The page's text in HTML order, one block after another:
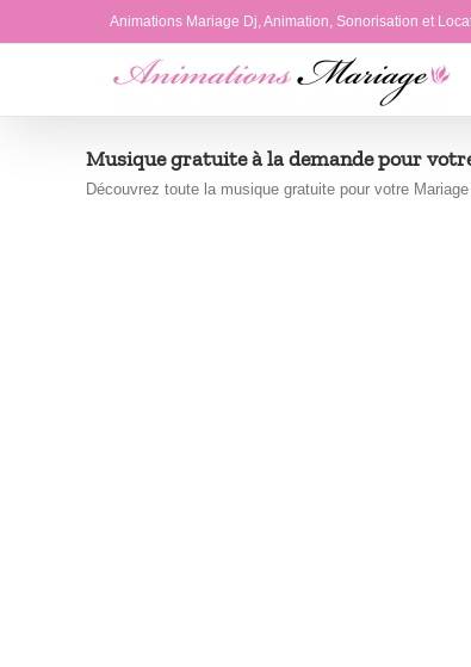
Animations Mariage Dj, Animation, Sonorisation et
Musique gratuite à la demande pour
Découvrez toute la musique gratuite pour votre